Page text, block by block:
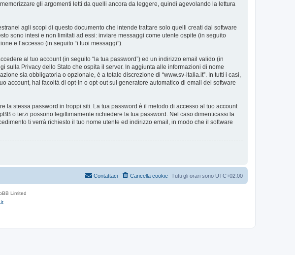
gli argomenti letti da quelli ancora da leggere, quindi agevolando la lettura
agli scopi di questo documento che intende trattare solo quelli creati dal software
sono intesi e non limitati ad essi: inviare messaggi come utente ospite (in seguito
e l’accesso (in seguito “i tuoi messaggi”).
al tuo account (in seguito “la tua password”) ed un indirizzo email valido (in
sulla Privacy dello Stato che ospita il server. In aggiunta alle informazioni di nome
sia obbligatoria o opzionale, è a totale discrezione di “www.sv-italia.it”. In tutti i casi,
account, hai facoltà di opt-in o opt-out sul generatore automatico di email del software
stessa password in troppi siti. La tua password è il metodo di accesso al tuo account
o terzi possono legittimamente richiedere la tua password. Nel caso dimenticassi la
ti verrà richiesto il tuo nome utente ed indirizzo email, in modo che il software
Tutti gli orari sono UTC+02:00
Cancella cookie
Contattaci
Limited